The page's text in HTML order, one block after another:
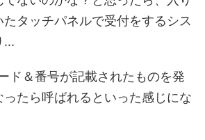
タッチパネルで受付をするシス
...
ド＆番号が記載されたものを発
たら呼ばれるといった感じにな